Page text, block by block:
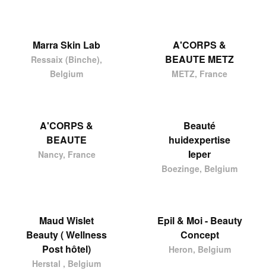
Marra Skin Lab
Ressaix (Binche),
Belgium
A'CORPS &
BEAUTE METZ
METZ, France
A'CORPS &
BEAUTE
Nancy, France
Beauté
huidexpertise
Ieper
Boezinge, Belgium
Maud Wislet
Beauty ( Wellness
Post hôtel)
Herstal , Belgium
Epil & Moi - Beauty
Concept
Heron, Belgium